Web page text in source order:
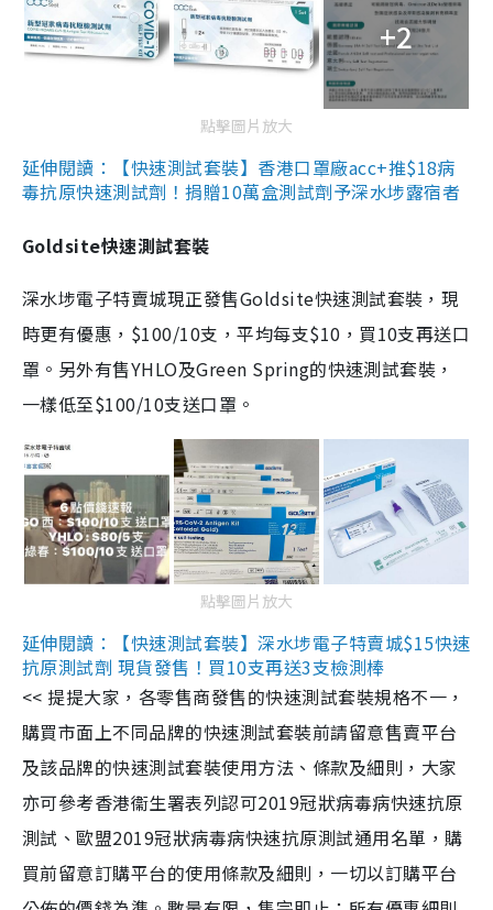
+2
點擊圖片放大
延伸閱讀：【快速測試套裝】香港口罩廠acc+推$18病
毒抗原快速測試劑！捐贈10萬盒測試劑予深水埗露宿者
Goldsite快速測試套裝
深水埗電子特賣城現正發售Goldsite快速測試套裝，現
時更有優惠，$100/10支，平均每支$10，買10支再送口
罩。另外有售YHLO及Green Spring的快速測試套裝，
一樣低至$100/10支送口罩。
點擊圖片放大
延伸閱讀：【快速測試套裝】深水埗電子特賣城$15快速
抗原測試劑 現貨發售！買10支再送3支檢測棒
<< 提提大家，各零售商發售的快速測試套裝規格不一，
購買市面上不同品牌的快速測試套裝前請留意售賣平台
及該品牌的快速測試套裝使用方法、條款及細則，大家
亦可參考香港衞生署表列認可2019冠狀病毒病快速抗原
測試、歐盟2019冠狀病毒病快速抗原測試通用名單，購
買前留意訂購平台的使用條款及細則，一切以訂購平台